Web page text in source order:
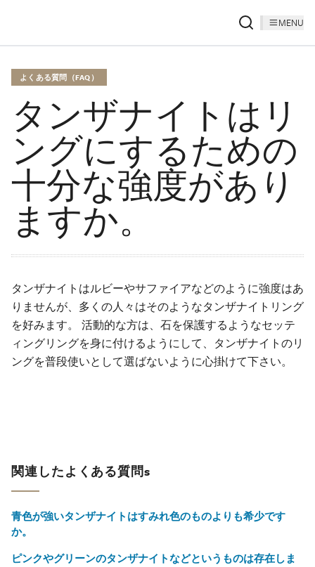
MENU
よくある質問（FAQ）
タンザナイトはリ
ングにするための
十分な強度があり
ますか。
タンザナイトはルビーやサファイアなどのように強度はあ
りませんが、多くの人々はそのようなタンザナイトリング
を好みます。 活動的な方は、石を保護するようなセッテ
ィングリングを身に付けるようにして、タンザナイトのリ
ングを普段使いとして選ばないように心掛けて下さい。
関連したよくある質問s
青色が強いタンザナイトはすみれ色のものよりも希少です
か。
ピンクやグリーンのタンザナイトなどというものは存在しま